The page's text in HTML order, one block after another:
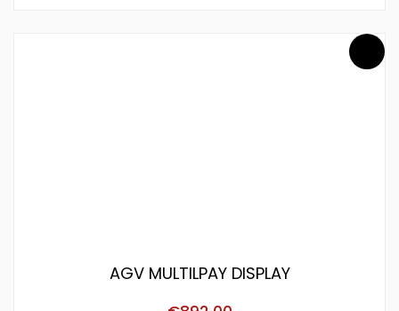
AGV MULTILPAY DISPLAY